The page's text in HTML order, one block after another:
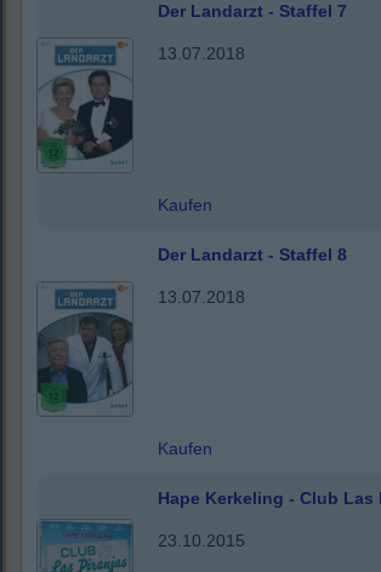
Der Landarzt - Staffel 7
13.07.2018
Kaufen
Der Landarzt - Staffel 8
13.07.2018
Kaufen
Hape Kerkeling - Club Las
23.10.2015